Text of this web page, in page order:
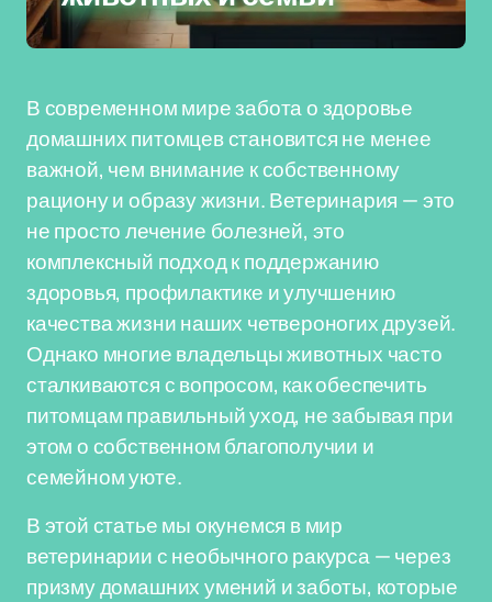
В современном мире забота о здоровье
домашних питомцев становится не менее
важной, чем внимание к собственному
рациону и образу жизни. Ветеринария — это
не просто лечение болезней, это
комплексный подход к поддержанию
здоровья, профилактике и улучшению
качества жизни наших четвероногих друзей.
Однако многие владельцы животных часто
сталкиваются с вопросом, как обеспечить
питомцам правильный уход, не забывая при
этом о собственном благополучии и
семейном уюте.
В этой статье мы окунемся в мир
ветеринарии с необычного ракурса — через
призму домашних умений и заботы, которые